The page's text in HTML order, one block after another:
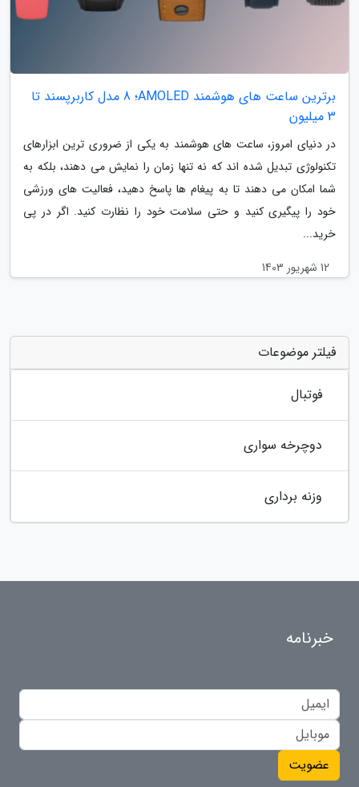
برترین ساعت های هوشمند AMOLED؛ 8 مدل کاربرپسند تا
3 میلیون
در دنیای امروز، ساعت های هوشمند به یکی از ضروری ترین ابزارهای
تکنولوژی تبدیل شده اند که نه تنها زمان را نمایش می دهند، بلکه به
شما امکان می دهند تا به پیغام ها پاسخ دهید، فعالیت های ورزشی
خود را پیگیری کنید و حتی سلامت خود را نظارت کنید. اگر در پی
خرید...
12 شهریور 1403
فیلتر موضوعات
فوتبال
دوچرخه سواری
وزنه برداری
خبرنامه
عضویت